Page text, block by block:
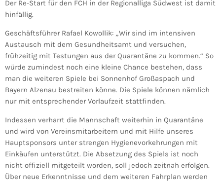
Der Re-Start für den FCH in der Regionalliga Südwest ist damit
hinfällig.
Geschäftsführer Rafael Kowollik: „Wir sind im intensiven
Austausch mit dem Gesundheitsamt und versuchen,
frühzeitig mit Testungen aus der Quarantäne zu kommen.“ So
würde zumindest noch eine kleine Chance bestehen, dass
man die weiteren Spiele bei Sonnenhof Großaspach und
Bayern Alzenau bestreiten könne. Die Spiele können nämlich
nur mit entsprechender Vorlaufzeit stattfinden.
Indessen verharrt die Mannschaft weiterhin in Quarantäne
und wird von Vereinsmitarbeitern und mit Hilfe unseres
Hauptsponsors unter strengen Hygienevorkehrungen mit
Einkäufen unterstützt. Die Absetzung des Spiels ist noch
nicht offiziell mitgeteilt worden, soll jedoch zeitnah erfolgen.
Über neue Erkenntnisse und dem weiteren Fahrplan werden